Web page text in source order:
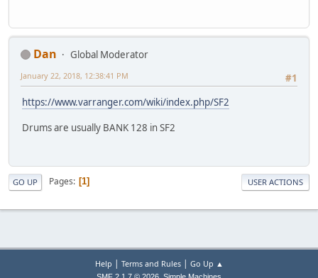
Dan
Global Moderator
#1
January 22, 2018, 12:38:41 PM
https://www.varranger.com/wiki/index.php/SF2
Drums are usually BANK 128 in SF2
GO UP Pages 1 USER ACTIONS
Help | Terms and Rules| Go Up ▲